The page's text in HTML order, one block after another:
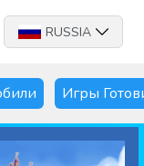
RUSSIA
Игры